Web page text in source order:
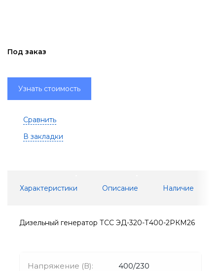
Под заказ
Узнать стоимость
Сравнить
В закладки
Характеристики Описание Наличие
Дизельный генератор ТСС ЭД-320-Т400-2РКМ26
Напряжение (В): 400/230